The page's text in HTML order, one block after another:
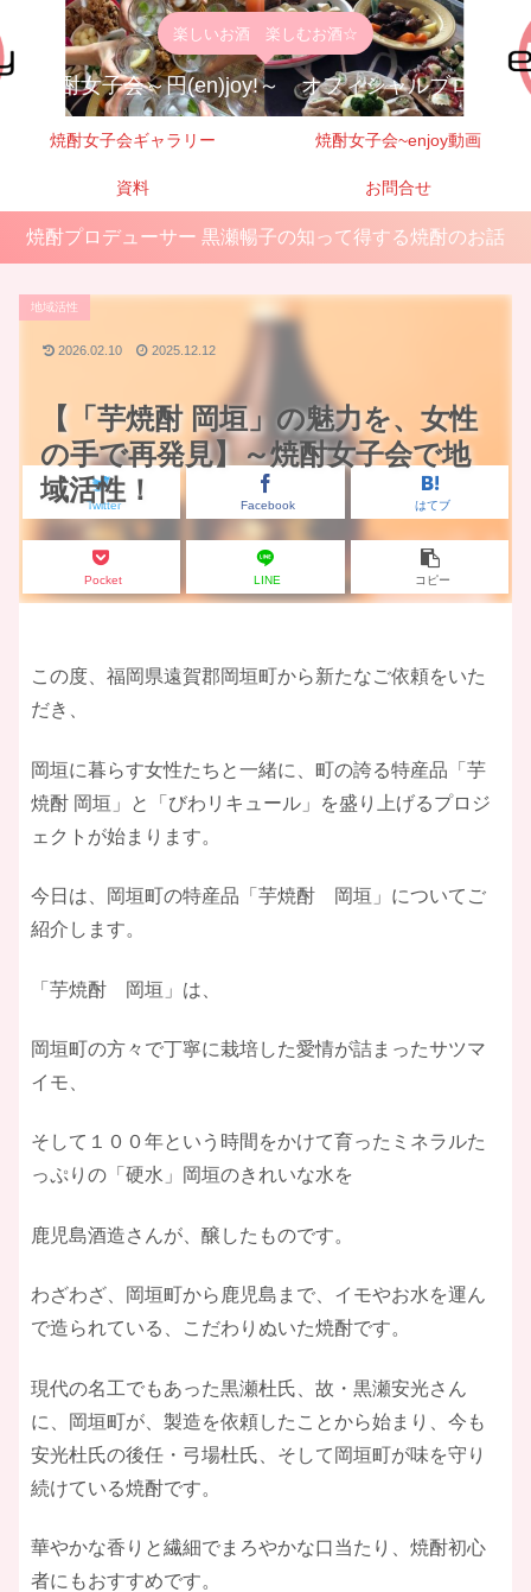
楽しいお酒 楽しむお酒☆
焼酎女子会～円(en)joy!～ オフィシャルブログ
焼酎女子会ギャラリー 焼酎女子会~enjoy動画
資料 お問合せ
焼酎プロデューサー 黒瀬暢子の知って得する焼酎のお話
【「芋焼酎 岡垣」の魅力を、女性
の手で再発見】～焼酎女子会で地
域活性！
地域活性
Twitter Facebook はてブ
Pocket LINE コピー
2026.02.10 2025.12.12
​この度、福岡県遠賀郡岡垣町から新たなご依頼をいた
だき、
岡垣に暮らす女性たちと一緒に、町の誇る特産品「芋
焼酎 岡垣」と「びわリキュール」を盛り上げるプロジ
ェクトが始まります。
​今日は、岡垣町の特産品「芋焼酎 岡垣」についてご
紹介します。
​「芋焼酎 岡垣」は、
岡垣町の方々で丁寧に栽培した愛情が詰まったサツマ
イモ、
そして１００年という時間をかけて育ったミネラルた
っぷりの「硬水」岡垣のきれいな水を
​鹿児島酒造さんが、醸したものです。
​わざわざ、岡垣町から鹿児島まで、イモやお水を運ん
で造られている、こだわりぬいた焼酎です。
​現代の名工でもあった黒瀬杜氏、故・黒瀬安光さん
に、岡垣町が、製造を依頼したことから始まり、今も
安光杜氏の後任・弓場杜氏、そして岡垣町が味を守り
続けている焼酎です。
​華やかな香りと繊細でまろやかな口当たり、焼酎初心
者にもおすすめです。